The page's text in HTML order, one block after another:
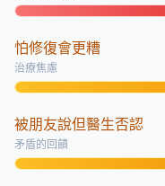
怕修復會更糟
治療焦慮
被朋友說但醫生否認
矛盾的回饋